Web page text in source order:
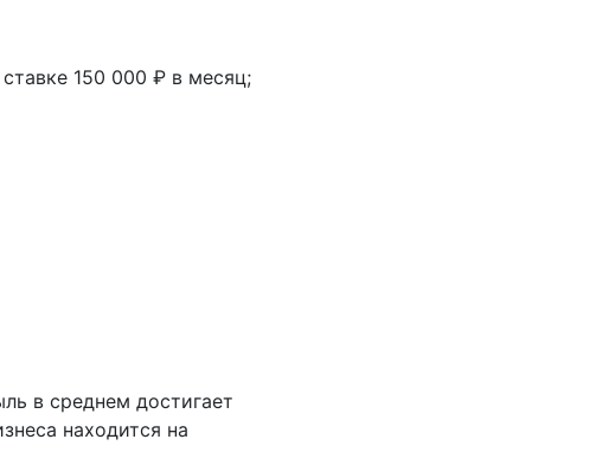
150 000 ₽ в месяц;
в среднем достигает
находится на